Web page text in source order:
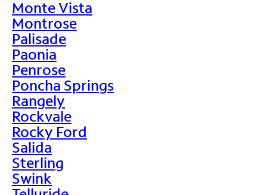
Monte Vista
Montrose
Palisade
Paonia
Penrose
Poncha Springs
Rangely
Rockvale
Rocky Ford
Salida
Sterling
Swink